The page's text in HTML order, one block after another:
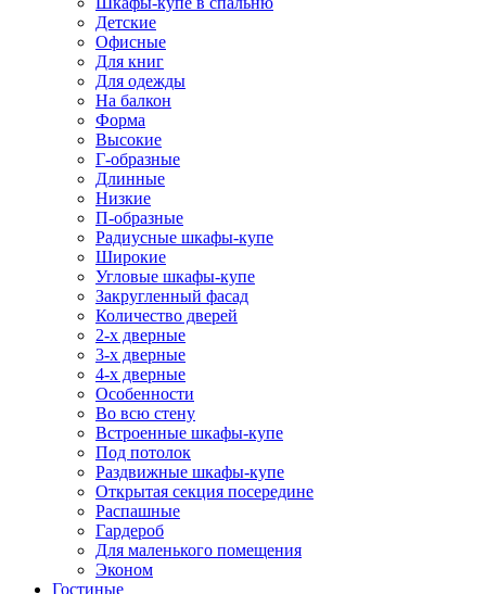
Детские
Офисные
Для книг
Для одежды
На балкон
Форма
Высокие
Г-образные
Длинные
Низкие
П-образные
Радиусные шкафы-купе
Широкие
Угловые шкафы-купе
Закругленный фасад
Количество дверей
2-х дверные
3-х дверные
4-х дверные
Особенности
Во всю стену
Встроенные шкафы-купе
Под потолок
Раздвижные шкафы-купе
Открытая секция посередине
Распашные
Гардероб
Для маленького помещения
Эконом
Гостиные